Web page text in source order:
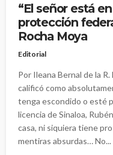
“El señor está
protección
Rocha Moya
Editorial
Por Ileana Bernal de la
calificó como
tenga escondido o esté
licencia de Sinaloa,
casa, ni siquiera tiene
mentiras absurdas… No...